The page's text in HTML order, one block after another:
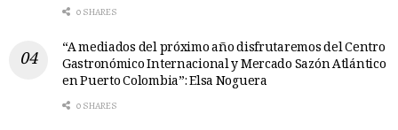
0 SHARES
“A mediados del próximo año disfrutaremos del Centro
Gastronómico Internacional y Mercado Sazón Atlántico
en Puerto Colombia”: Elsa Noguera
0 SHARES